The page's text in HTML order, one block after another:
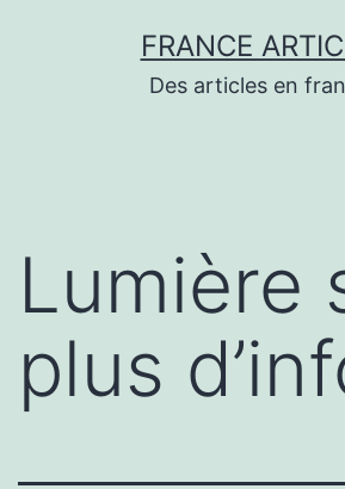
FRANCE
Des articles en
Lumière
plus